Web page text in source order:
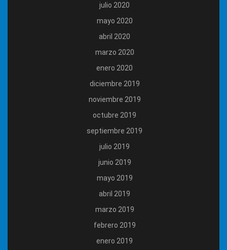
julio 2020
mayo 2020
abril 2020
marzo 2020
enero 2020
diciembre 2019
noviembre 2019
octubre 2019
septiembre 2019
julio 2019
junio 2019
mayo 2019
abril 2019
marzo 2019
febrero 2019
enero 2019